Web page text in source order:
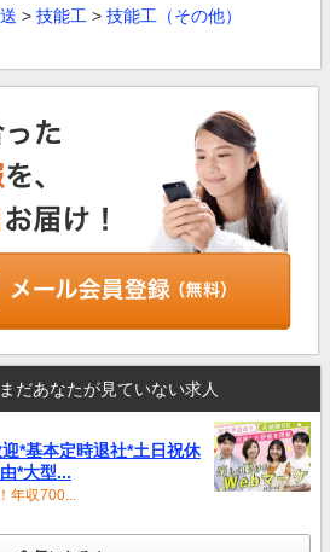
> 技能工 > 技能工（その他）
だあなたが見ていない求人
*基本定時退社*土日祝休
*大型...
年収700...